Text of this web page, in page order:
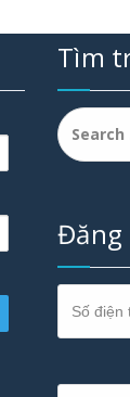
Tìm
Search
for:
Đăng